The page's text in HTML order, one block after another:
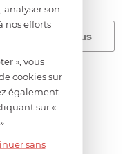
analyser son
nos efforts
», vous
cookies sur
également
sur «
sans